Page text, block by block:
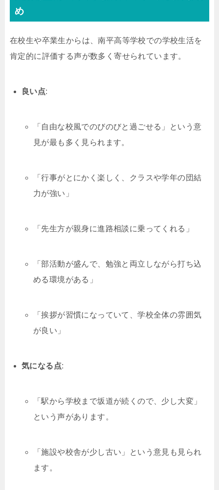
め
在校生や卒業生からは、南平高等学校での学校生活を
肯定的に評価する声が数多く寄せられています。
良い点:
「自由な校風でのびのびと過ごせる」という意
見が最も多く見られます。
「行事がとにかく楽しく、クラスや学年の団結
力が強い」
「先生方が親身に進路相談に乗ってくれる」
「部活動が盛んで、勉強と両立しながら打ち込
める環境がある」
「挨拶が習慣になっていて、学校全体の雰囲気
が良い」
気になる点:
「駅から学校まで坂道が続くので、少し大変」
という声があります。
「施設や校舎が少し古い」という意見も見られ
ます。